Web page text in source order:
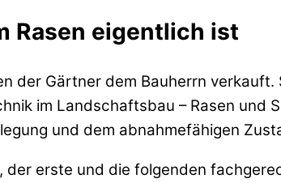
Rasen eigentlich ist
der Gärtner dem Bauherrn
im Landschaftsbau – Rasen und
und dem abnahmefähigen
der erste und die folgenden